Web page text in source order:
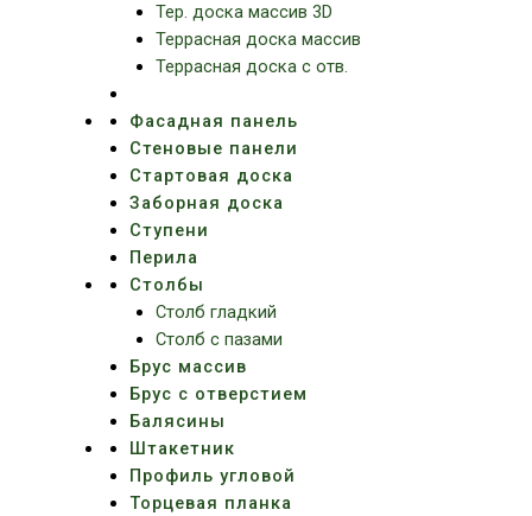
Тер. доска массив 3D
Террасная доска массив
Террасная доска с отв.
Фасадная панель
Стеновые панели
Стартовая доска
Заборная доска
Ступени
Перила
Столбы
Столб гладкий
Столб с пазами
Брус массив
Брус с отверстием
Балясины
Штакетник
Профиль угловой
Торцевая планка